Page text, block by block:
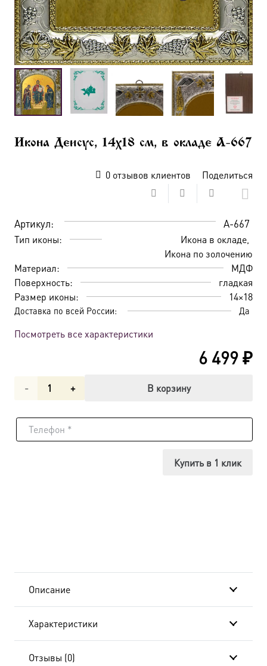
Икона Деисус, 14х18 см, в окладе A-667
0отзывов клиентов Поделиться
Артикул: A-667
Тип иконы:
Икона в окладе
Икона по золочению
Материал:
МДФ
Поверхность:
гладкая
Размер иконы:
14×18
Доставка по всей России: Да
Посмотреть все характеристики
6 499₽
Количество
Икона
В корзину
Купить в 1 клик
Описание
Характеристики
Отзывы (0)